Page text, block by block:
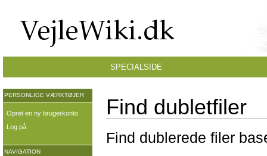
Find dubletfiler
Find dublerede filer
SPECIALSIDE
PERSONLIGE VÆRKTØJER
Opret en ny brugerkonto
Log på
NAVIGATION